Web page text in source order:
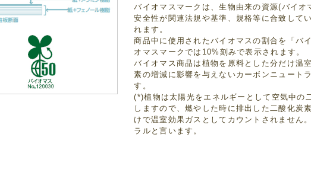
バイオマスマークは、生物由来の資源(バイオ
安全性が関連法規や基準、規格等に合致して
れます。
商品中に使用されたバイオマスの割合を「バ
オマスマークでは10%刻みで表示されます。
バイオマス商品は植物を原料とした分だけ温
素の増減に影響を与えないカーボンニュート
す。
(*)植物は太陽光をエネルギーとして空気中の
しますので、燃やした時に排出した二酸化炭
けで温室効果ガスとしてカウントされません
ラルと言います。